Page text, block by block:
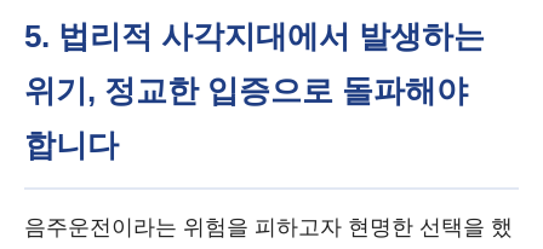
5. 법리적 사각지대에서 발생하는
위기, 정교한 입증으로 돌파해야
합니다
음주운전이라는 위험을 피하고자 현명한 선택을 했